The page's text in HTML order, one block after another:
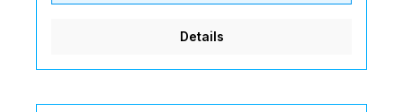
Details